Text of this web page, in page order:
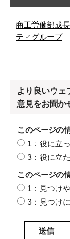
商工労働部成
ティグループ
より良いウェ
意見をお聞か
このページの
1：役に立
3：役に立
このページの
1：見つけ
3：見つけ